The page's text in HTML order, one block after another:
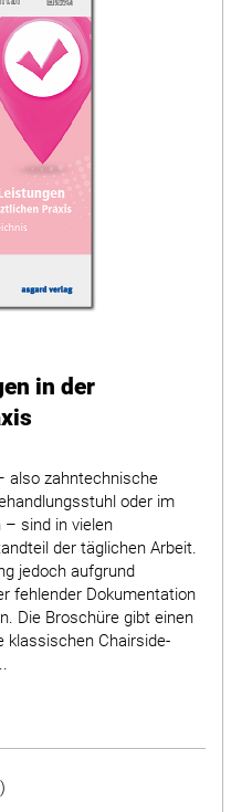
in der
also zahntechnische
oder im
– sind in vielen
der täglichen Arbeit.
jedoch aufgrund
fehlender Dokumentation
Die Broschüre gibt einen
klassischen Chairside-